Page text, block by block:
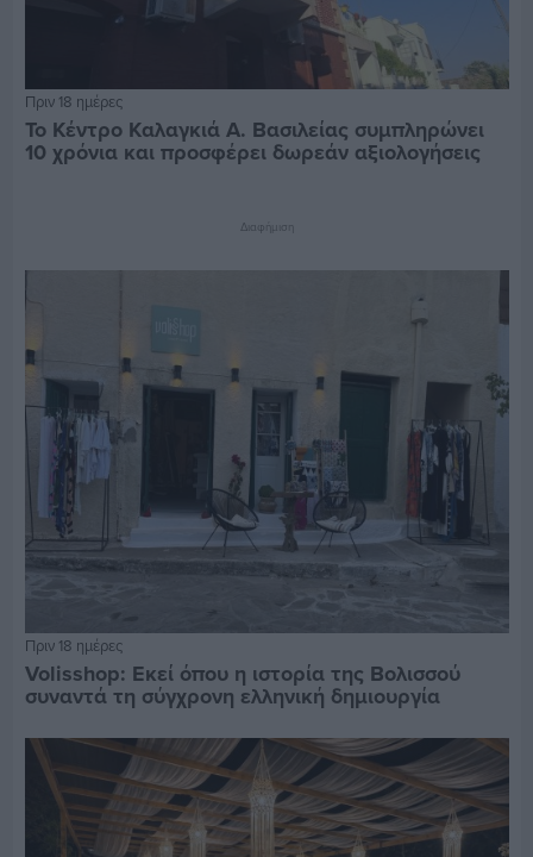
Πριν 18 ημέρες
Το Κέντρο Καλαγκιά Α. Βασιλείας συμπληρώνει
10 χρόνια και προσφέρει δωρεάν αξιολογήσεις
Διαφήμιση
Πριν 18 ημέρες
Volisshop: Εκεί όπου η ιστορία της Βολισσού
συναντά τη σύγχρονη ελληνική δημιουργία